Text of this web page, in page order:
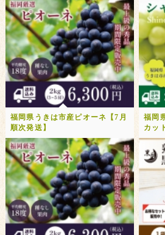
福岡県うきは市産ピオーネ【7月
順次発送】
福岡
カッ